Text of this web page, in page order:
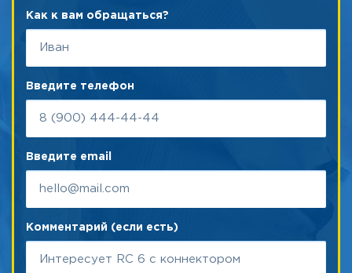
Как к вам обращаться?
Введите телефон
Введите email
Комментарий (если есть)